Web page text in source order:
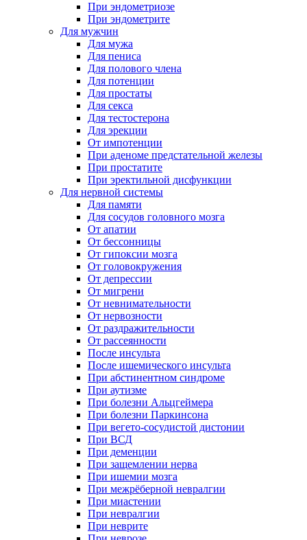
При эндометриозе
При эндометрите
Для мужчин
Для мужа
Для пениса
Для полового члена
Для потенции
Для простаты
Для секса
Для тестостерона
Для эрекции
От импотенции
При аденоме предстательной железы
При простатите
При эректильной дисфункции
Для нервной системы
Для памяти
Для сосудов головного мозга
От апатии
От бессонницы
От гипоксии мозга
От головокружения
От депрессии
От мигрени
От невнимательности
От нервозности
От раздражительности
От рассеянности
После инсульта
После ишемического инсульта
При абстинентном синдроме
При аутизме
При болезни Альцгеймера
При болезни Паркинсона
При вегето-сосудистой дистонии
При ВСД
При деменции
При защемлении нерва
При ишемии мозга
При межрёберной невралгии
При миастении
При невралгии
При неврите